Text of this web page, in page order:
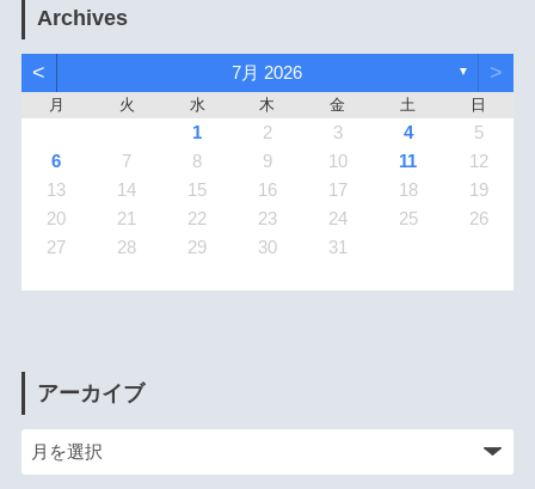
Archives
< 7月 2026 ▼ >
月 火 水 木 金 土 日
1 2 3 4
5
6
7 8 9 10 11
12
13
14 15 16 17 18
19
20
21 22 23 24 25
26
27
28 29 30 31
アーカイブ